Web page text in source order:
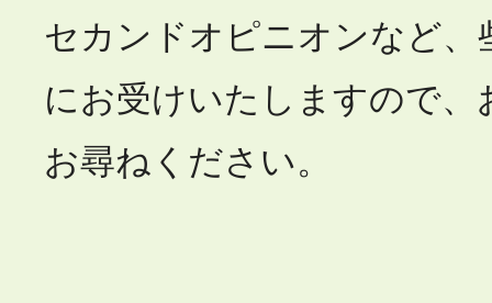
セカンドオピニオンなど、
にお受けいたしますので、
お尋ねください。